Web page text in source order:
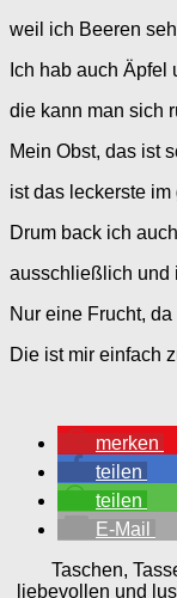
weil ich Beeren
Ich hab auch Äpfel
die kann man sich
Mein Obst, das ist
ist das leckerste
Drum back ich
ausschließlich und
Nur eine Frucht,
Die ist mir einfach
merken
teilen
teilen
E-Mail
Taschen,
liebevollen und